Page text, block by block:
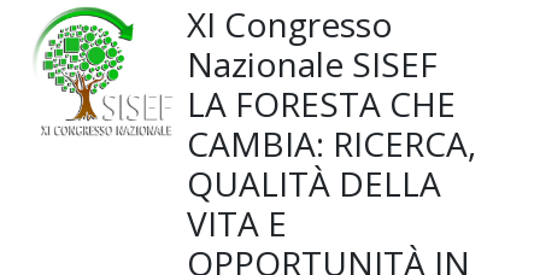
XI Congresso
Nazionale SISEF
LA FORESTA CHE
CAMBIA: RICERCA,
QUALITÀ DELLA
VITA E
OPPORTUNITÀ IN